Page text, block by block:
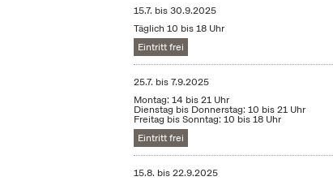
15.7. bis30.9.2025
Täglich 10 bis 18 Uhr
Eintritt frei
25.7. bis7.9.2025
Montag: 14 bis 21 Uhr
Dienstag bis Donnerstag: 10 bis 21 Uhr
Freitag bis Sonntag: 10 bis 18 Uhr
Eintritt frei
15.8. bis22.9.2025